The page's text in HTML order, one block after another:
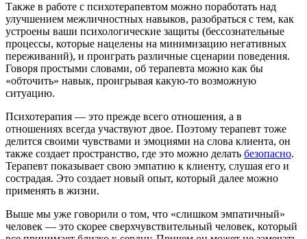
Также в работе с психотерапевтом можно поработать над
улучшением межличностных навыков, разобраться с тем, как
устроены ваши психологические защиты (бессознательные
процессы, которые нацелены на минимизацию негативных
переживаний), и проиграть различные сценарии поведения.
Говоря простыми словами, об терапевта можно как бы
«обточить» навык, проигрывая какую-то возможную
ситуацию.
Психотерапия — это прежде всего отношения, а в
отношениях всегда участвуют двое. Поэтому терапевт тоже
делится своими чувствами и эмоциями на слова клиента, он
также создает пространство, где это можно делать безопасно.
Терапевт показывает свою эмпатию к клиенту, слушая его и
сострадая. Это создает новый опыт, который далее можно
применять в жизни.
Выше мы уже говорили о том, что «слишком эмпатичный»
человек — это скорее сверхчувствительный человек, который